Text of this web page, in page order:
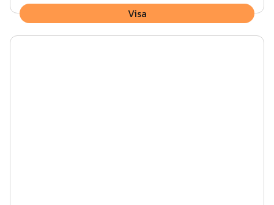
När du begär en offert från oss får du alltid en ordentlig
ritning av oss där ingjutningsmått (avstånd mellan stolpar)
tydligt framgår - oavsett om det är du eller vi som ska
Visa